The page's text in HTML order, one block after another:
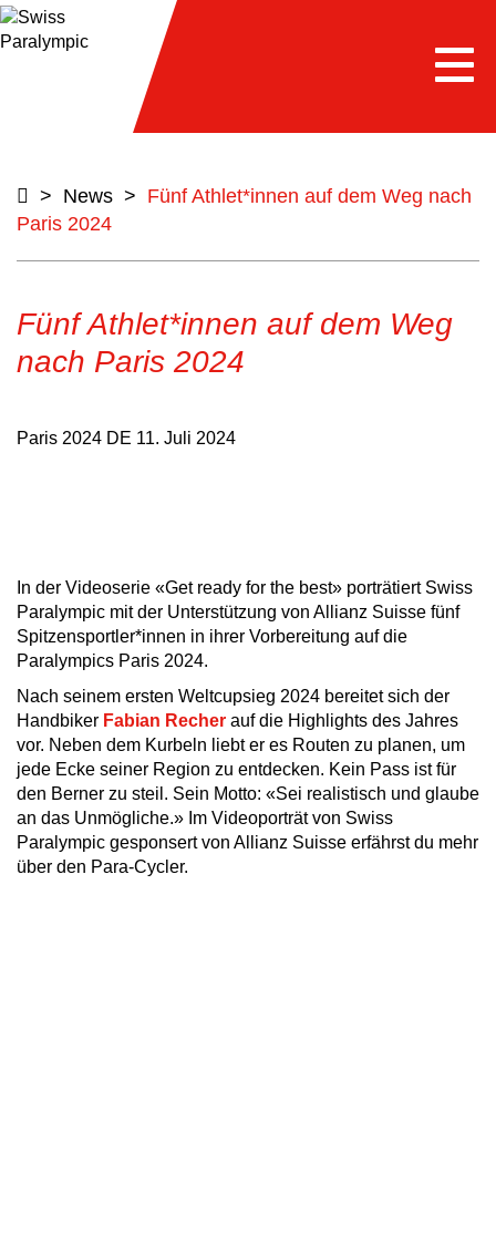
> News > Fünf Athlet*innen auf dem Weg nach
Paris 2024
Fünf Athlet*innen auf dem Weg
nach Paris 2024
Paris 2024 DE 11. Juli 2024
In der Videoserie «Get ready for the best» porträtiert Swiss
Paralympic mit der Unterstützung von Allianz Suisse fünf
Spitzensportler*innen in ihrer Vorbereitung auf die
Paralympics Paris 2024.
Nach seinem ersten Weltcupsieg 2024 bereitet sich der
Handbiker Fabian Recher auf die Highlights des Jahres
vor. Neben dem Kurbeln liebt er es Routen zu planen, um
jede Ecke seiner Region zu entdecken. Kein Pass ist für
den Berner zu steil. Sein Motto: «Sei realistisch und glaube
an das Unmögliche.» Im Videoporträt von Swiss
Paralympic gesponsert von Allianz Suisse erfährst du mehr
über den Para-Cycler.